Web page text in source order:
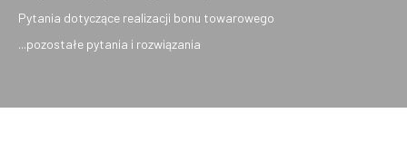
Pytania dotyczące realizacji bonu towarowego
...pozostałe pytania i rozwiązania